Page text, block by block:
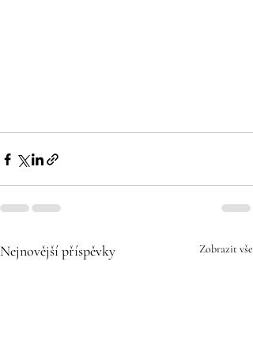
Nejnovější příspěvky Zobrazit vše